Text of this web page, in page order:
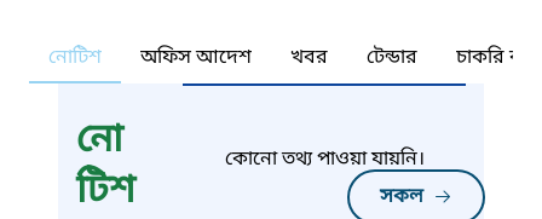
নোটিশ অফিস আদেশ খবর টেন্ডার চাকরি
নো
টিশ
সকল
কোনো তথ্য পাওয়া যায়নি।